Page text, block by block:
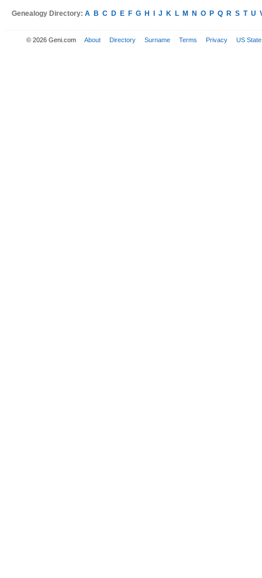
Genealogy Directory: A B C D E F G H J K L M N O P Q R S T U
© 2026 Geni.com About Directory Surname Terms Privacy US